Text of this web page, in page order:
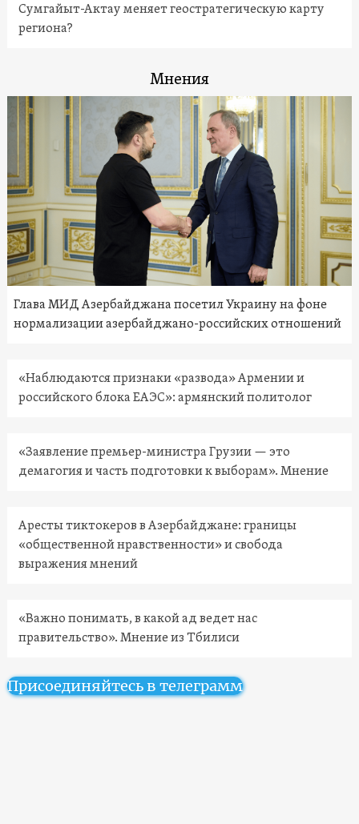
Сумгайыт-Актау меняет геостратегическую карту
региона?
Мнения
Глава МИД Азербайджана посетил Украину на фоне
нормализации азербайджано-российских отношений
«Наблюдаются признаки «развода» Армении и
российского блока ЕАЭС»: армянский политолог
«Заявление премьер-министра Грузии — это
демагогия и часть подготовки к выборам». Мнение
Аресты тиктокеров в Азербайджане: границы
«общественной нравственности» и свобода
выражения мнений
«Важно понимать, в какой ад ведет нас
правительство». Мнение из Тбилиси
Присоединяйтесь в телеграмм